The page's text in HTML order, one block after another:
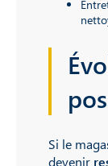
Si le
devenir